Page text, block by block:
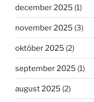
december 2025 (1)
november 2025 (3)
október 2025 (2)
september 2025 (1)
august 2025 (2)